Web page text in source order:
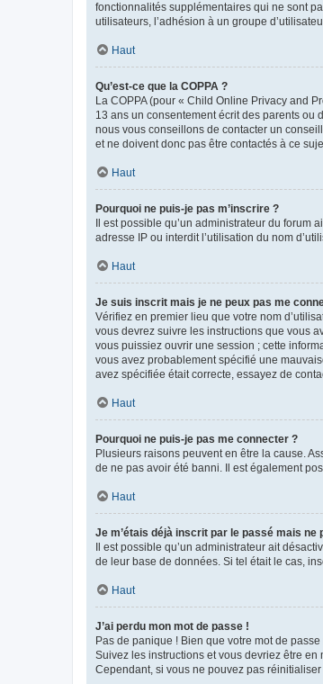
fonctionnalités supplémentaires qui ne sont
utilisateurs, l’adhésion à un groupe
Haut
Qu’est-ce que la COPPA ?
La COPPA (pour « Child Online Privacy and
13 ans un consentement écrit des parents ou
nous vous conseillons de contacter un
et ne doivent donc pas être contactés à ce
Haut
Pourquoi ne puis-je pas m’inscrire ?
Il est possible qu’un administrateur du
adresse IP ou interdit l’utilisation du nom
Haut
Je suis inscrit mais je ne peux pas me
Vérifiez en premier lieu que votre nom
vous devrez suivre les instructions que vous
vous puissiez ouvrir une session ; cette
vous avez probablement spécifié une
avez spécifiée était correcte, essayez de
Haut
Pourquoi ne puis-je pas me connecter ?
Plusieurs raisons peuvent en être la cause.
de ne pas avoir été banni. Il est également
Haut
Je m’étais déjà inscrit par le passé mais
Il est possible qu’un administrateur ait
de leur base de données. Si tel était le cas,
Haut
J’ai perdu mon mot de passe !
Pas de panique ! Bien que votre mot de
Suivez les instructions et vous devriez être
Cependant, si vous ne pouvez pas